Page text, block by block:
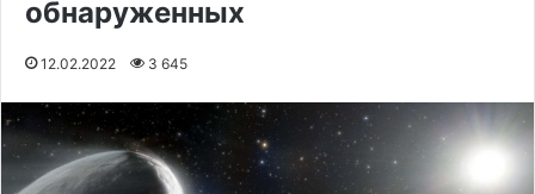
обнаруженных
12.02.2022 3 645